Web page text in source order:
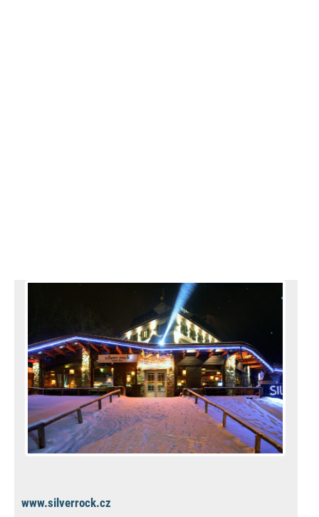
www.silverrock.cz